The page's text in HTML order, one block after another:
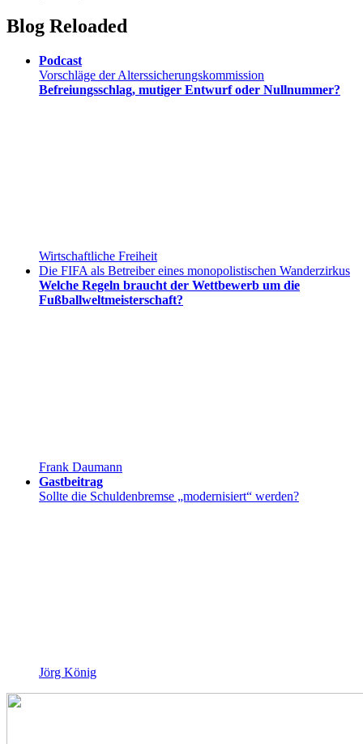
Blog Reloaded
Podcast
Vorschläge der Alterssicherungskommission
Befreiungsschlag, mutiger Entwurf oder Nullnummer?
Wirtschaftliche Freiheit
Die FIFA als Betreiber eines monopolistischen Wanderzirkus
Welche Regeln braucht der Wettbewerb um die
Fußballweltmeisterschaft?
Frank Daumann
Gastbeitrag
Sollte die Schuldenbremse „modernisiert“ werden?
Jörg König